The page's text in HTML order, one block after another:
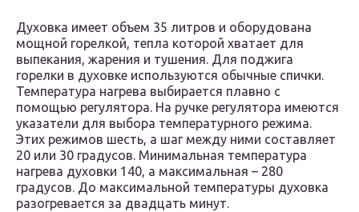
Духовка имеет объем 35 литров и оборудована
мощной горелкой, тепла которой хватает для
выпекания, жарения и тушения. Для поджига
горелки в духовке используются обычные спички.
Температура нагрева выбирается плавно с
помощью регулятора. На ручке регулятора имеются
указатели для выбора температурного режима.
Этих режимов шесть, а шаг между ними составляет
20 или 30 градусов. Минимальная температура
нагрева духовки 140, а максимальная – 280
градусов. До максимальной температуры духовка
разогревается за двадцать минут.